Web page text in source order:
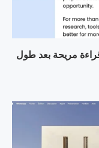
مريحة بعد طول